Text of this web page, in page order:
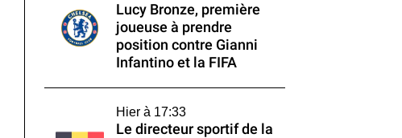
Lucy Bronze, première
joueuse à prendre
position contre Gianni
Infantino et la FIFA
Hier à 17:33
Le directeur sportif de la